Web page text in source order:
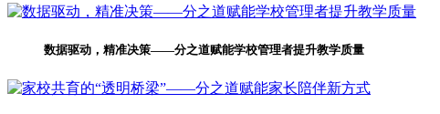
数据驱动，精准决策——分之道赋能学校管理者提升教学质量